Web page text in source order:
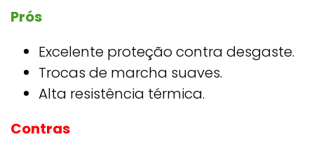
Prós
Excelente proteção contra desgaste.
Trocas de marcha suaves.
Alta resistência térmica​.
Contras